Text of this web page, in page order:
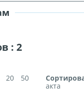
:2
20
50
акта